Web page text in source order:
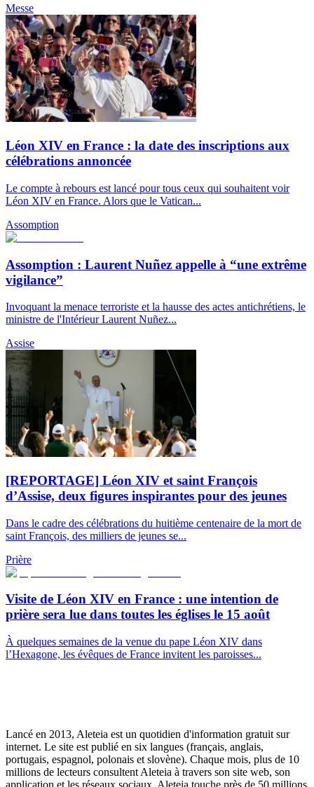
Messe
Léon XIV en France : la date des inscriptions aux
célébrations annoncée
Le compte à rebours est lancé pour tous ceux qui souhaitent voir
Léon XIV en France. Alors que le Vatican...
Assomption
Assomption : Laurent Nuñez appelle à “une extrême
vigilance”
Invoquant la menace terroriste et la hausse des actes antichrétiens, le
ministre de l'Intérieur Laurent Nuñez...
Assise
[REPORTAGE] Léon XIV et saint François
d’Assise, deux figures inspirantes pour des jeunes
Dans le cadre des célébrations du huitième centenaire de la mort de
saint François, des milliers de jeunes se...
Prière
Visite de Léon XIV en France : une intention de
prière sera lue dans toutes les églises le 15 août
À quelques semaines de la venue du pape Léon XIV dans
l’Hexagone, les évêques de France invitent les paroisses...
Lancé en 2013, Aleteia est un quotidien d'information gratuit sur
internet. Le site est publié en six langues (français, anglais,
portugais, espagnol, polonais et slovène). Chaque mois, plus de 10
millions de lecteurs consultent Aleteia à travers son site web, son